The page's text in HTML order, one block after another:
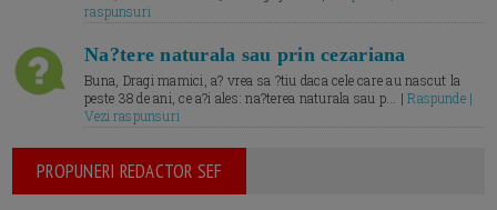
raspunsuri
Na?tere naturala sau prin cezariana
Buna, Dragi mamici, a? vrea sa ?tiu daca cele care au nascut la
peste 38 de ani, ce a?i ales: na?terea naturala sau p... |Raspunde |
Vezi raspunsuri
PROPUNERI REDACTOR SEF